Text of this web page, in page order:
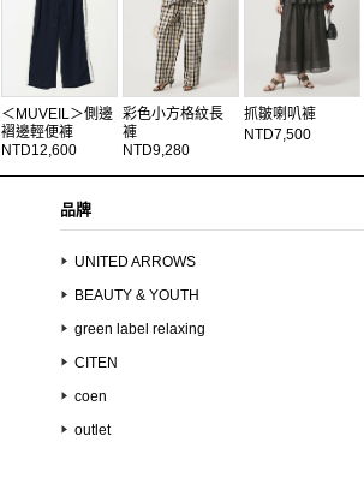
＜MUVEIL＞側邊
褶邊輕便褲
NTD12,600
彩色小方格紋長
褲
NTD9,280
抓皺喇叭褲
NTD7,500
品牌
UNITED ARROWS
BEAUTY & YOUTH
green label relaxing
CITEN
coen
outlet